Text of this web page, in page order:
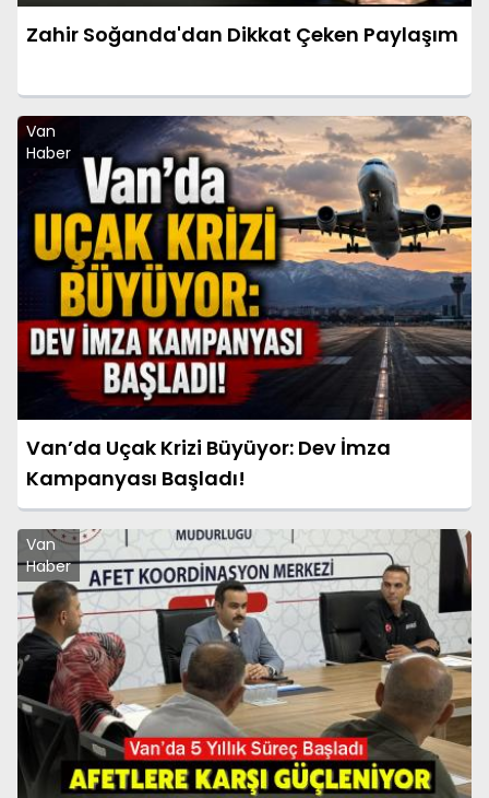
Zahir Soğanda'dan Dikkat Çeken Paylaşım
Van
Haber
Van’da Uçak Krizi Büyüyor: Dev İmza
Kampanyası Başladı!
Van
Haber